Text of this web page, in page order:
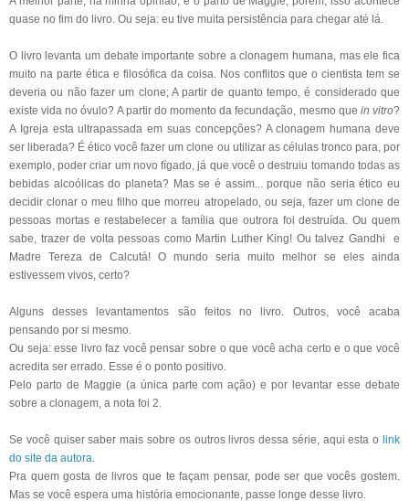
quase no fim do livro. Ou seja: eu tive muita persistência para chegar até lá.
O livro levanta um debate importante sobre a clonagem humana, mas ele fica
muito na parte ética e filosófica da coisa. Nos conflitos que o cientista tem se
deveria ou não fazer um clone; A partir de quanto tempo, é considerado que
existe vida no óvulo? A partir do momento da fecundação, mesmo que in vitro?
A Igreja esta ultrapassada em suas concepções? A clonagem humana deve
ser liberada? É ético você fazer um clone ou utilizar as células tronco para, por
exemplo, poder criar um novo fígado, já que você o destruiu tomando todas as
bebidas alcoólicas do planeta? Mas se é assim... porque não seria ético eu
decidir clonar o meu filho que morreu atropelado, ou seja, fazer um clone de
pessoas mortas e restabelecer a família que outrora foi destruída. Ou quem
sabe, trazer de volta pessoas como Martin Luther King! Ou talvez Gandhi e
Madre Tereza de Calcutá! O mundo seria muito melhor se eles ainda
estivessem vivos, certo?
Alguns desses levantamentos são feitos no livro. Outros, você acaba
pensando por si mesmo.
Ou seja: esse livro faz você pensar sobre o que você acha certo e o que você
acredita ser errado. Esse é o ponto positivo.
Pelo parto de Maggie (a única parte com ação) e por levantar esse debate
sobre a clonagem, a nota foi 2.
Se você quiser saber mais sobre os outros livros dessa série, aqui esta o link
do site da autora
Pra quem gosta de livros que te façam pensar, pode ser que vocês gostem.
Mas se você espera uma história emocionante, passe longe desse livro.